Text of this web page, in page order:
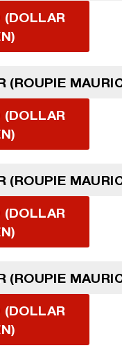
(DOLLAR
(ROUPIE
(DOLLAR
(ROUPIE
(DOLLAR
(ROUPIE
(DOLLAR